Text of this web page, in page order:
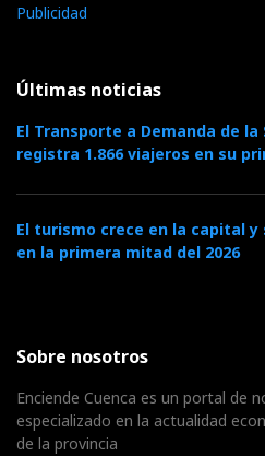
Publicidad
Últimas noticias
El Transporte a Demanda de
registra 1.866 viajeros en su
El turismo crece en la capital
en la primera mitad del 2026
Sobre nosotros
Enciende Cuenca es un portal de
especializado en la actualidad
de la provincia